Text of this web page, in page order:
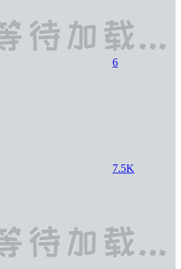
6
7.5K